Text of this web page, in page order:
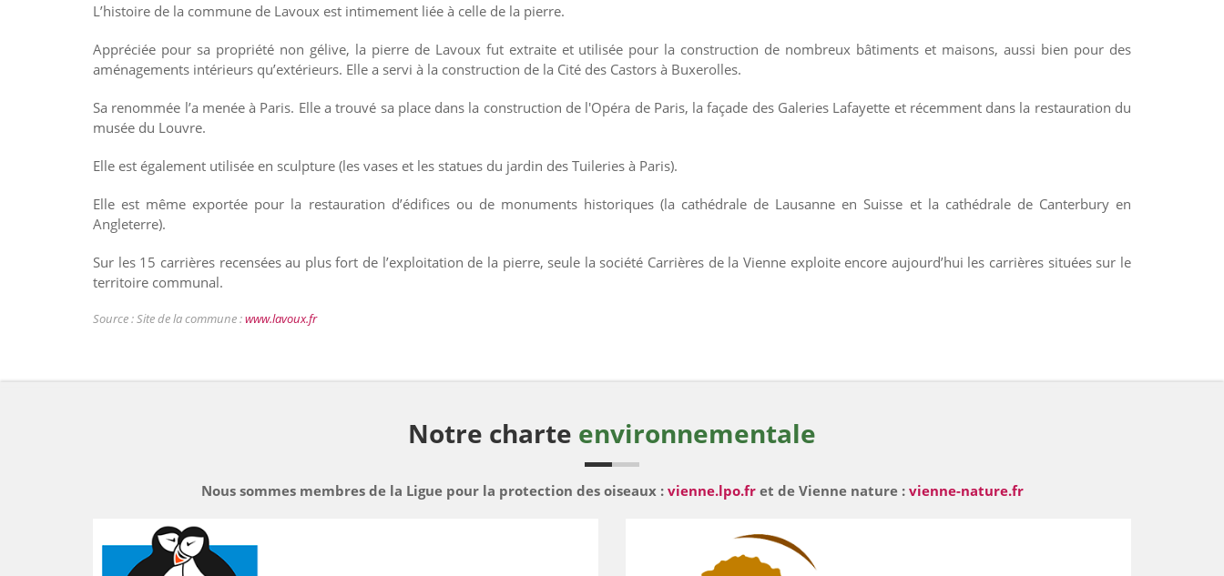
L’histoire de la commune de Lavoux est intimement liée à celle de la pierre.
Appréciée pour sa propriété non gélive, la pierre de Lavoux fut extraite et utilisée pour la construction de nombreux bâtiments et maisons, aussi bien pour des
aménagements intérieurs qu’extérieurs. Elle a servi à la construction de la Cité des Castors à Buxerolles.
Sa renommée l’a menée à Paris. Elle a trouvé sa place dans la construction de l'Opéra de Paris, la façade des Galeries Lafayette et récemment dans la restauration du
musée du Louvre.
Elle est également utilisée en sculpture (les vases et les statues du jardin des Tuileries à Paris).
Elle est même exportée pour la restauration d’édifices ou de monuments historiques (la cathédrale de Lausanne en Suisse et la cathédrale de Canterbury en
Angleterre).
Sur les 15 carrières recensées au plus fort de l’exploitation de la pierre, seule la société Carrières de la Vienne exploite encore aujourd’hui les carrières situées sur le
territoire communal.
Source : Site de la commune :www.lavoux.fr
Notre charte environnementale
Nous sommes membres de la Ligue pour la protection des oiseaux : vienne.lpo.fret de Vienne nature : vienne-nature.fr